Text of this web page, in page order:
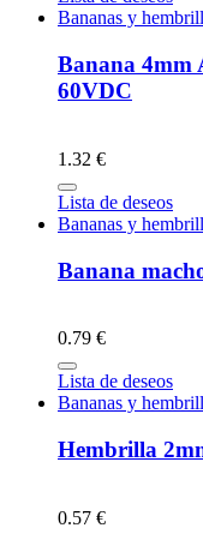
Bananas y
Banana 4mm
60VDC
1.32 €
Lista de deseos
Bananas y
Banana
0.79 €
Lista de deseos
Bananas y
Hembrilla
0.57 €